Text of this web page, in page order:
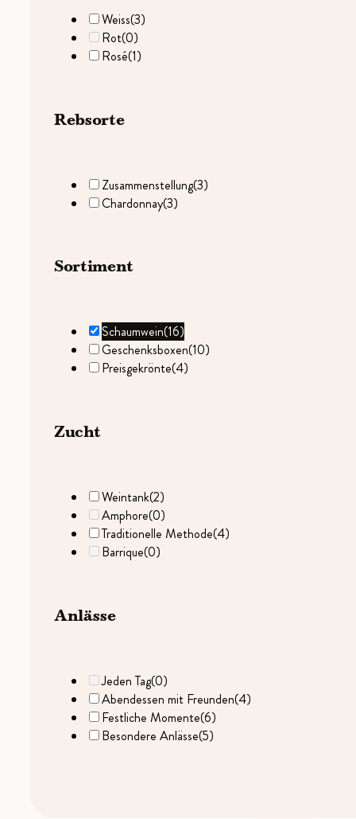
Weiss(3)
Rot(0)
Rosé(1)
Rebsorte
Zusammenstellung(3)
Chardonnay(3)
Sortiment
Schaumwein(16)
Geschenksboxen(10)
Preisgekrönte(4)
Zucht
Weintank(2)
Amphore(0)
Traditionelle Methode(4)
Barrique(0)
Anlässe
Jeden Tag(0)
Abendessen mit Freunden(4)
Festliche Momente(6)
Besondere Anlässe(5)